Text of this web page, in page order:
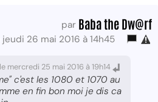
par Baba the Dw@rf
jeudi 26 mai 2016 à 14h45
le mercredi 25 mai 2016 à 19h14
c'est les 1080 et 1070 au
en fin bon moi je dis ca